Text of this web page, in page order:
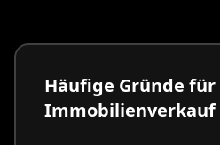
Häufige Gründe für